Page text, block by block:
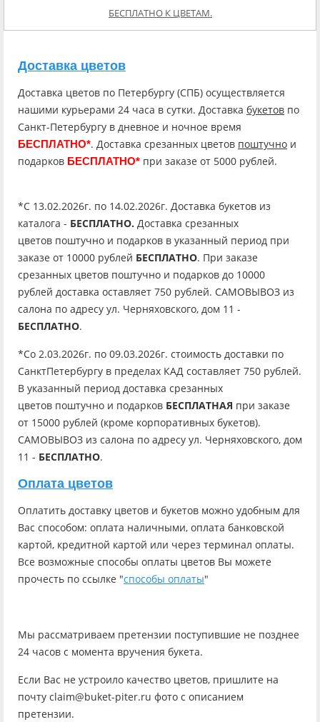
БЕСПЛАТНО К ЦВЕТАМ.
Доставка цветов
Доставка цветов по Петербургу (СПБ) осуществляется
нашими курьерами 24 часа в сутки. Доставка букетов по
Санкт-Петербургу в дневное и ночное время
БЕСПЛАТНО*. Доставка срезанных цветов поштучно и
подарков БЕСПЛАТНО* при заказе от 5000 рублей.
*C 13.02.2026г. по 14.02.2026г. Доставка букетов из
каталога - БЕСПЛАТНО. Доставка срезанных
цветов поштучно и подарков в указанный период при
заказе от 10000 рублей БЕСПЛАТНО. При заказе
срезанных цветов поштучно и подарков до 10000
рублей доставка оставляет 750 рублей. САМОВЫВОЗ из
салона по адресу ул. Черняховского, дом 11 -
БЕСПЛАТНО.
*Со 2.03.2026г. по 09.03.2026г. стоимость доставки по
СанктПетербургу в пределах КАД составляет 750 рублей.
В указанный период доставка срезанных
цветов поштучно и подарков БЕСПЛАТНАЯ при заказе
от 15000 рублей (кроме корпоративных букетов).
САМОВЫВОЗ из салона по адресу ул. Черняховского, дом
11 - БЕСПЛАТНО.
Оплата цветов
Оплатить доставку цветов и букетов можно удобным для
Вас способом: оплата наличными, оплата банковской
картой, кредитной картой или через терминал оплаты.
Все возможные способы оплаты цветов Вы можете
прочесть по ссылке "способы оплаты"
Мы рассматриваем претензии поступившие не позднее
24 часов с момента вручения букета.
Если Вас не устроило качество цветов, пришлите на
почту claim@buket-piter.ru фото с описанием
претензии.